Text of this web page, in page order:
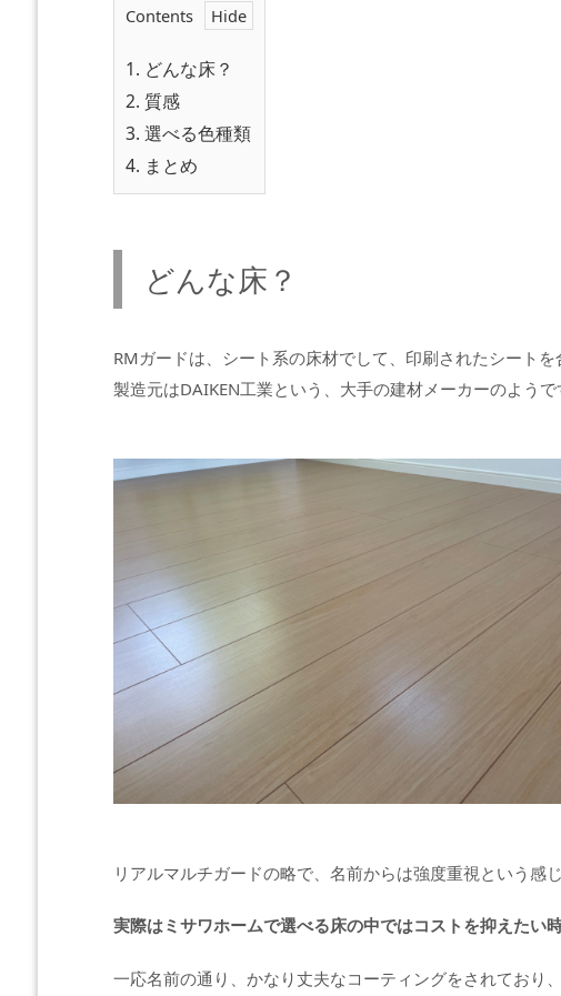
Contents
1. どんな床？
2. 質感
3. 選べる色種類
4. まとめ
どんな床？
RMガードは、シート系の床材でして、印刷されたシートを
製造元はDAIKEN工業という、大手の建材メーカーのようで
リアルマルチガードの略で、名前からは強度重視という感じ
実際はミサワホームで選べる床の中ではコストを抑えたい
一応名前の通り、かなり丈夫なコーティングをされており、